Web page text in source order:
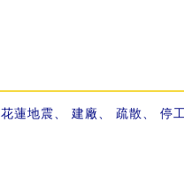
花蓮地震 建廠 疏散 停工